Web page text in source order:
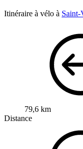
Itinéraire à vélo à Saint-
79,6 km
Distance